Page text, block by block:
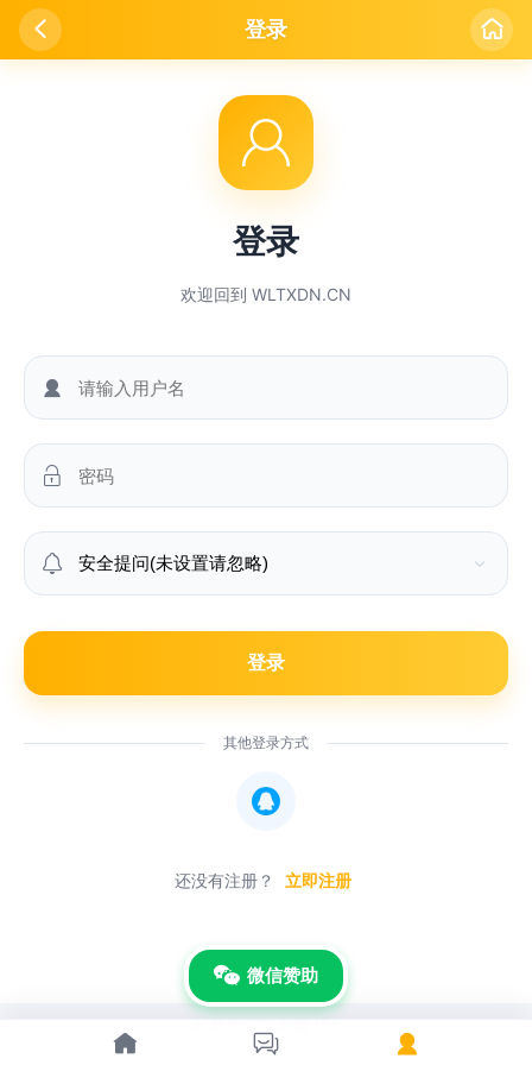
 登录 

登录
欢迎回到 WLTXDN.CN



登录
其他登录方式

还没有注册？ 立即注册
微信赞助
  